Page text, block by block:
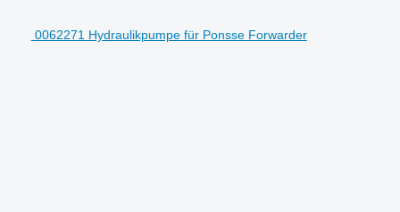
0062271 Hydraulikpumpe für Ponsse Forwarder